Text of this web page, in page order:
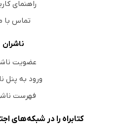
راهنمای
تماس با
ناشران
عضویت
ورود به پنل
فهرست
کتابراه را در شبکه‌های